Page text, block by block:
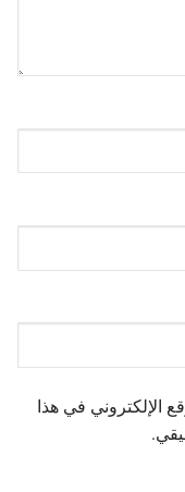
الإلكتروني في هذا